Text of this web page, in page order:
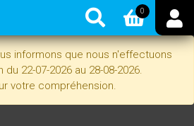
informons que nous n'effectuons
du 22-07-2026 au 28-08-2026.
votre compréhension.
0